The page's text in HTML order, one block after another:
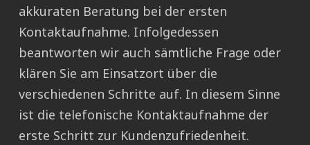
akkuraten Beratung bei der ersten
Kontaktaufnahme. Infolgedessen
beantworten wir auch sämtliche Frage oder
klären Sie am Einsatzort über die
verschiedenen Schritte auf. In diesem Sinne
ist die telefonische Kontaktaufnahme der
erste Schritt zur Kundenzufriedenheit.